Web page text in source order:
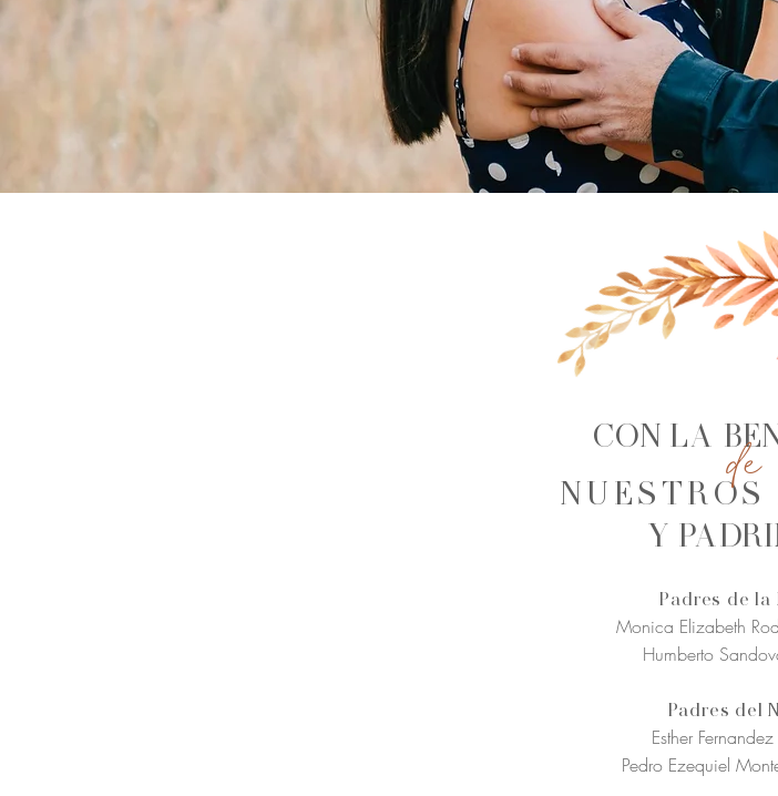
CON LA
NUESTROS
Y
de
Padres de la
Monica Elizabeth
Humberto
Padres del
Esther
Pedro Ezequiel